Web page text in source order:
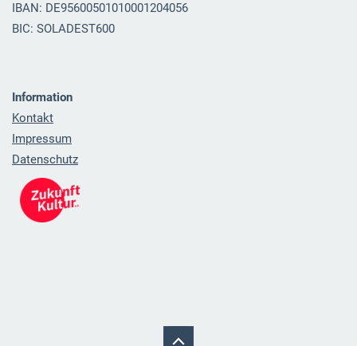
IBAN: DE95600501010001204056
BIC: SOLADEST600
Information
Kontakt
Impressum
Datenschutz